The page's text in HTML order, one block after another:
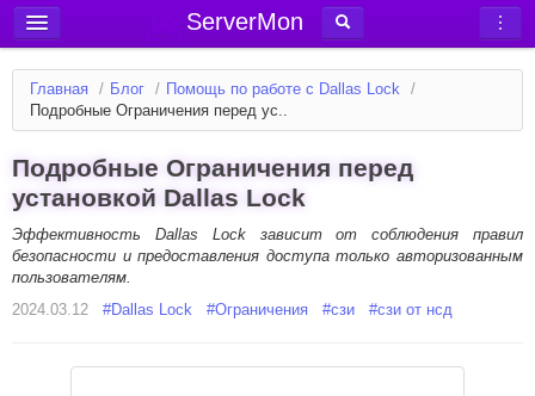
ServerMon
Добавить сервер
Мониторинг серверов
Блог
Форум
Вход в аккаунт
Главная / Блог / Помощь по работе с Dallas Lock /
Подробные Ограничения перед ус..
Подробные Ограничения перед
установкой Dallas Lock
Эффективность Dallas Lock зависит от соблюдения правил
безопасности и предоставления доступа только авторизованным
пользователям.
2024.03.12
#Dallas Lock #Ограничения #сзи #сзи от нсд